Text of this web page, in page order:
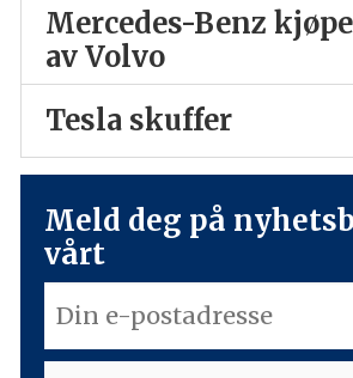
Mercedes-Benz
av Volvo
Tesla skuffer
Meld deg på
vårt